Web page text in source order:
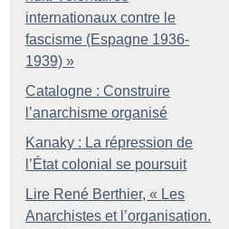
internationaux contre le
fascisme (Espagne 1936-
1939) »
Catalogne : Construire
l’anarchisme organisé
Kanaky : La répression de
l’État colonial se poursuit
Lire René Berthier, « Les
Anarchistes et l’organisation.